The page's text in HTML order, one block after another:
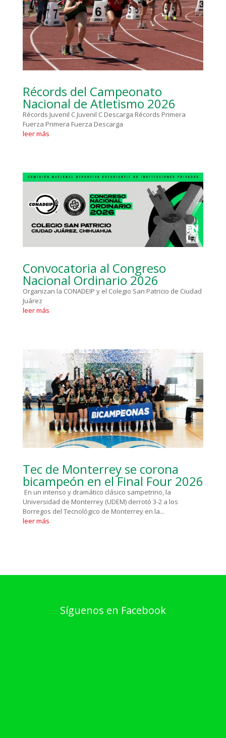
Récords del Campeonato
Nacional de Atletismo 2026
Récords Juvenil C Juvenil C Descarga Récords Primera
Fuerza Primera Fuerza Descarga
leer más
Convocatoria al Congreso
Nacional Ordinario 2026
Organizan la CONADEIP y el Colegio San Patricio de Ciudad
Juárez
leer más
Tec de Monterrey se corona
bicampeón en el Final Four 2026
En un intenso y dramático clásico sampetrino, la
Universidad de Monterrey (UDEM) derrotó 3-2 a los
Borregos del Tecnológico de Monterrey en la...
leer más
Síguenos en Facebook